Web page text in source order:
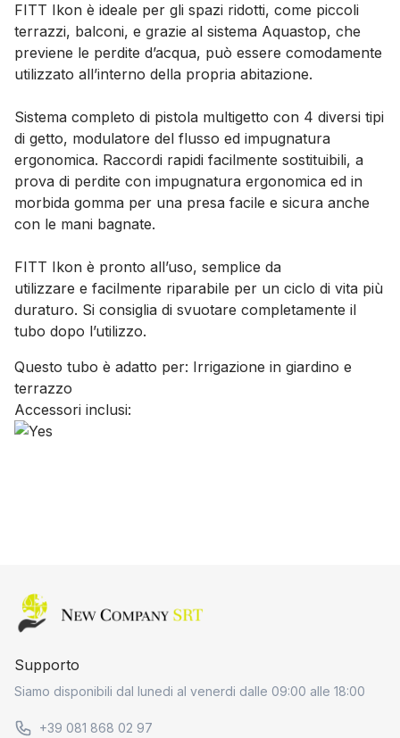
FITT Ikon è ideale per gli spazi ridotti, come piccoli
terrazzi, balconi, e grazie al sistema Aquastop, che
previene le perdite d’acqua, può essere comodamente
utilizzato all’interno della propria abitazione.
Sistema completo di pistola multigetto con 4 diversi tipi
di getto, modulatore del flusso ed impugnatura
ergonomica. Raccordi rapidi facilmente sostituibili, a
prova di perdite con impugnatura ergonomica ed in
morbida gomma per una presa facile e sicura anche
con le mani bagnate.
FITT Ikon è pronto all’uso, semplice da
utilizzare e facilmente riparabile per un ciclo di vita più
duraturo. Si consiglia di svuotare completamente il
tubo dopo l’utilizzo.
Questo tubo è adatto per: Irrigazione in giardino e
terrazzo
Accessori inclusi:
Home page
Supporto
Siamo disponibili dal lunedi al venerdi dalle 09:00 alle 18:00
+39 081 868 02 97